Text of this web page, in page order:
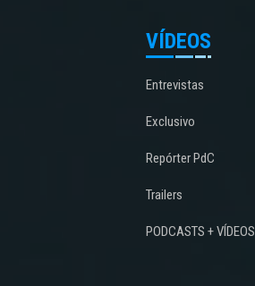
VÍDEOS
Entrevistas
Exclusivo
Repórter PdC
Trailers
PODCASTS + VÍDEOS